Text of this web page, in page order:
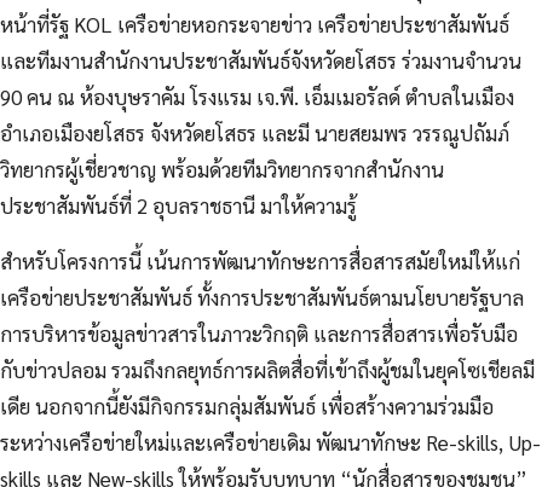
หน้าที่รัฐ KOL เครือข่ายหอกระจายข่าว เครือข่ายประชาสัมพันธ์
และทีมงานสำนักงานประชาสัมพันธ์จังหวัดยโสธร ร่วมงานจำนวน
90 คน ณ ห้องบุษราคัม โรงแรม เจ.พี. เอ็มเมอรัลด์ ตำบลในเมือง
อำเภอเมืองยโสธร จังหวัดยโสธร และมี นายสยมพร วรรณูปถัมภ์
วิทยากรผู้เชี่ยวชาญ พร้อมด้วยทีมวิทยากรจากสำนักงาน
ประชาสัมพันธ์ที่ 2 อุบลราชธานี มาให้ความรู้
สำหรับโครงการนี้ เน้นการพัฒนาทักษะการสื่อสารสมัยใหม่ให้แก่
เครือข่ายประชาสัมพันธ์ ทั้งการประชาสัมพันธ์ตามนโยบายรัฐบาล
การบริหารข้อมูลข่าวสารในภาวะวิกฤติ และการสื่อสารเพื่อรับมือ
กับข่าวปลอม รวมถึงกลยุทธ์การผลิตสื่อที่เข้าถึงผู้ชมในยุคโซเชียลมี
เดีย นอกจากนี้ยังมีกิจกรรมกลุ่มสัมพันธ์ เพื่อสร้างความร่วมมือ
ระหว่างเครือข่ายใหม่และเครือข่ายเดิม พัฒนาทักษะ Re-skills, Up-
skills และ New-skills ให้พร้อมรับบทบาท “นักสื่อสารของชุมชน”